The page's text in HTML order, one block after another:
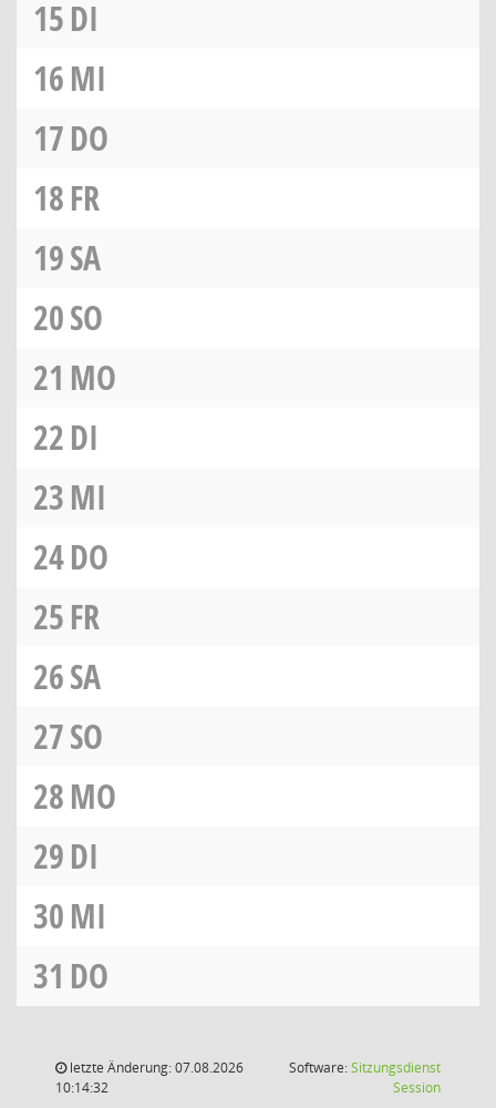
15DI
16MI
17DO
18FR
19SA
20SO
21 MO
22DI
23MI
24DO
25FR
26SA
27SO
28MO
29DI
30MI
31 DO
letzte Änderung: 07.08.2026
10:14:32
Software:Sitzungsdienst
Session(Wird in